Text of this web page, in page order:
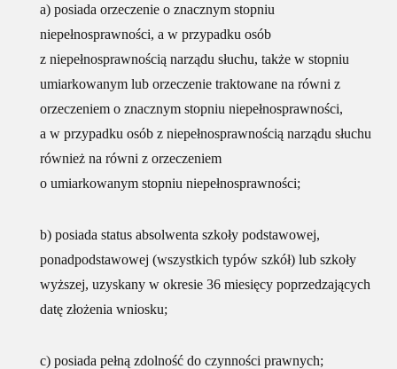
a) posiada orzeczenie o znacznym stopniu
niepełnosprawności, a w przypadku osób
z niepełnosprawnością narządu słuchu, także w stopniu
umiarkowanym lub orzeczenie traktowane na równi z
orzeczeniem o znacznym stopniu niepełnosprawności,
a w przypadku osób z niepełnosprawnością narządu słuchu
również na równi z orzeczeniem
o umiarkowanym stopniu niepełnosprawności;
b) posiada status absolwenta szkoły podstawowej,
ponadpodstawowej (wszystkich typów szkół) lub szkoły
wyższej, uzyskany w okresie 36 miesięcy poprzedzających
datę złożenia wniosku;
c) posiada pełną zdolność do czynności prawnych;